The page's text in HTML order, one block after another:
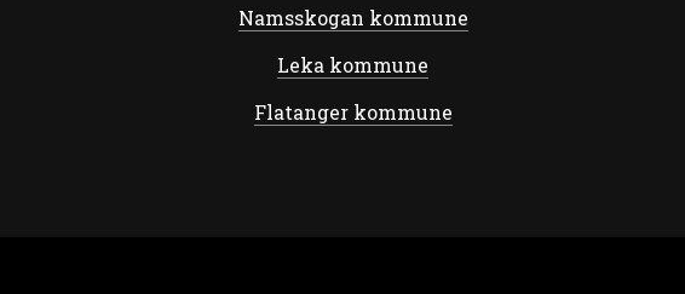
Namsskogan kommune
Leka kommune
Flatanger kommune